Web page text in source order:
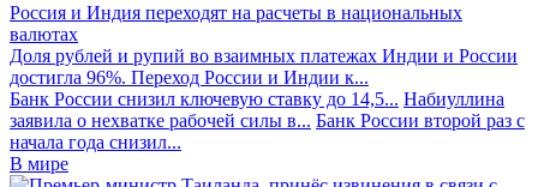
Россия и Индия переходят на расчеты в национальных
валютах
Доля рублей и рупий во взаимных платежах Индии и России
достигла 96%. Переход России и Индии к...
Банк России снизил ключевую ставку до 14,5... Набиуллина
заявила о нехватке рабочей силы в... Банк России второй раз с
начала года снизил...
В мире